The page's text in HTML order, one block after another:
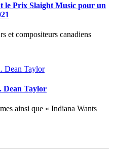
le Prix Slaight Music pour un
et compositeurs canadiens
Dean Taylor
ainsi que « Indiana Wants